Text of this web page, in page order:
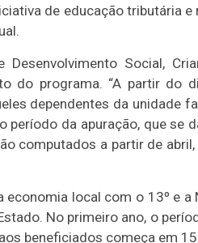
de educação tributária
Social,
do programa. “A partir do
dependentes da unidade
da apuração, que se
computados a partir de abril,
local com o 13º e
No primeiro ano, o
beneficiados começa em